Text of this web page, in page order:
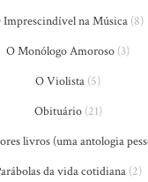
Imprescindível na Música (8)
O Monólogo Amoroso (3)
O Violista (5)
Obituário(21)
livros (uma antologia
da vida cotidiana(2)